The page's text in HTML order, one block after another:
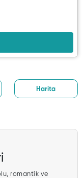
Harita
romantik ve